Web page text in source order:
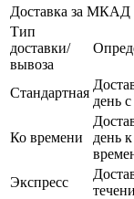
Доставка за МКАД
Тип
доставки/
вывоза
Стандартная
день
Ко времени
день
Экспресс